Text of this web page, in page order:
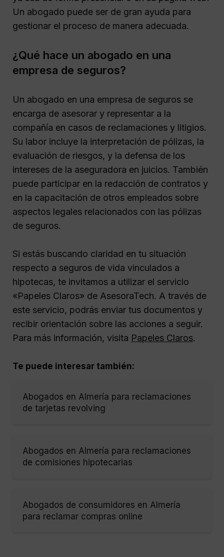
Un abogado puede ser de gran ayuda para
gestionar el proceso de manera adecuada.
¿Qué hace un abogado en una
empresa de seguros?
Un abogado en una empresa de seguros se
encarga de asesorar y representar a la
compañía en casos de reclamaciones y litigios.
Su labor incluye la interpretación de pólizas, la
evaluación de riesgos, y la defensa de los
intereses de la aseguradora en juicios. También
puede participar en la redacción de contratos y
en la capacitación de otros empleados sobre
aspectos legales relacionados con las pólizas
de seguros.
Si estás buscando claridad en tu situación
respecto a seguros de vida vinculados a
hipotecas, te invitamos a utilizar el servicio
«Papeles Claros» de AsesoraTech. A través de
este servicio, podrás enviar tus documentos y
recibir orientación sobre las acciones a seguir.
Para más información, visita Papeles Claros.
Te puede interesar también:
Abogados en Almería para reclamaciones
de tarjetas revolving
Abogados en Almería para reclamaciones
de comisiones hipotecarias
Abogados de consumidores en Almería
para reclamar compras online